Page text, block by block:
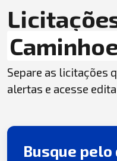
Separe as licitações
alertas e acesse
Busque pelo